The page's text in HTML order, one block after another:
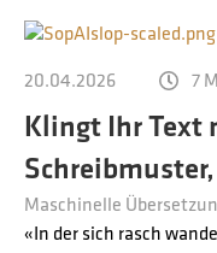
20.04.2026 7
Klingt Ihr Text
Maschinelle
«In der sich rasch